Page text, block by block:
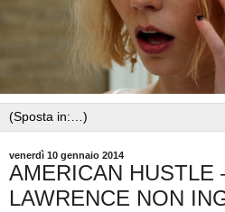
venerdì 10 gennaio 2014
AMERICAN HUSTLE
LAWRENCE NON